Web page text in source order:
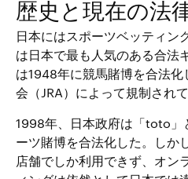
歴史と現在の法
日本にはスポーツベッティン
は日本で最も人気のある合法
は1948年に競馬賭博を合法
会（JRA）によって規制されて
1998年、日本政府は「toto」
ーツ賭博を合法化した。しか
店舗でしか利用できず、オン